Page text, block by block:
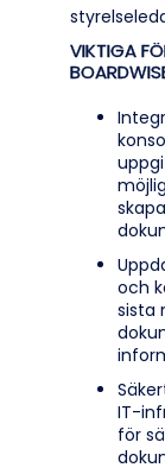
VIKTIGA
och
sista
IT-
för